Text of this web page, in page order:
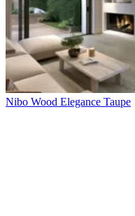
Nibo Wood Elegance Taupe